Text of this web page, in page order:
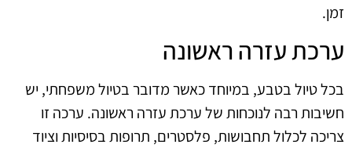
זמן.
ערכת עזרה ראשונה
בכל טיול בטבע, במיוחד כאשר מדובר בטיול משפחתי, יש
חשיבות רבה לנוכחות של ערכת עזרה ראשונה. ערכה זו
צריכה לכלול תחבושות, פלסטרים, תרופות בסיסיות וציוד